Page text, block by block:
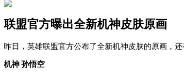
联盟官方曝出全新机神皮肤原画
昨日，英雄联盟官方公布了全新机神皮肤的原画，
机神 孙悟空